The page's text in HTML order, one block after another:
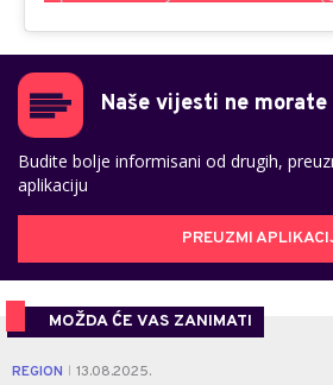
Naše vijesti ne
Budite bolje informisani od drugih,
aplikaciju
PREUZMI
MOŽDA ĆE VAS ZANIMATI
REGION 13.08.2025.